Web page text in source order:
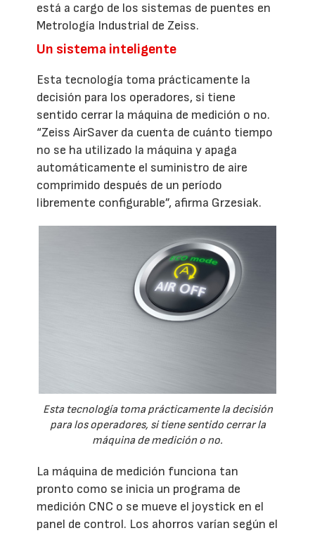
está a cargo de los sistemas de puentes en
Metrología Industrial de Zeiss.
Un sistema inteligente
Esta tecnología toma prácticamente la
decisión para los operadores, si tiene
sentido cerrar la máquina de medición o no.
“Zeiss AirSaver da cuenta de cuánto tiempo
no se ha utilizado la máquina y apaga
automáticamente el suministro de aire
comprimido después de un período
libremente configurable”, afirma Grzesiak.
Esta tecnología toma prácticamente la decisión
para los operadores, si tiene sentido cerrar la
máquina de medición o no.
La máquina de medición funciona tan
pronto como se inicia un programa de
medición CNC o se mueve el joystick en el
panel de control. Los ahorros varían según el